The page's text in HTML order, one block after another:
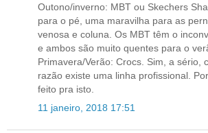
Outono/inverno: MBT ou Skechers
para o pé, uma maravilha para as
venosa e coluna. Os MBT têm o
e ambos são muito quentes para o
Primavera/Verão: Crocs. Sim, a sério,
razão existe uma linha profissional.
feito pra isto.
11 janeiro, 2018 17:51